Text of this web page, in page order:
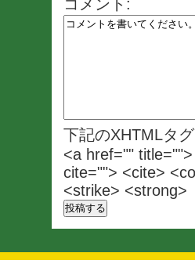
コメント:
下記のXHTMLタ
<a href=""
cite=""> <cite>
<strike> <strong>